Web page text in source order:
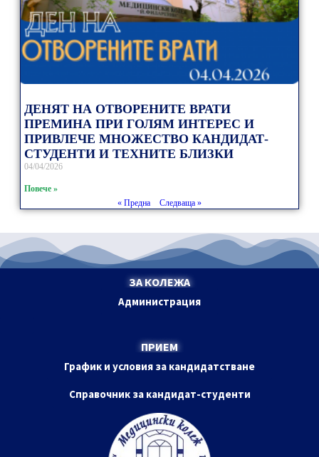
ДЕНЯТ НА ОТВОРЕНИТЕ ВРАТИ
ПРЕМИНА ПРИ ГОЛЯМ ИНТЕРЕС И
ПРИВЛЕЧЕ МНОЖЕСТВО КАНДИДАТ-
СТУДЕНТИ И ТЕХНИТЕ БЛИЗКИ
04/04/2026
Повече »
« Предна
Следваща »
ЗА КОЛЕЖА
Администрация
ПРИЕМ
График и условия за кандидатстване
Справочник за кандидат-студенти